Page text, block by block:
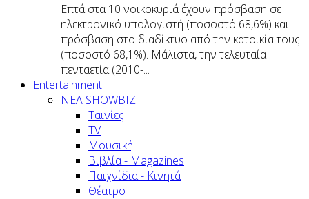
Επτά στα 10 νοικοκυριά έχουν πρόσβαση σε
ηλεκτρονικό υπολογιστή (ποσοστό 68,6%) και
πρόσβαση στο διαδίκτυο από την κατοικία τους
(ποσοστό 68,1%). Μάλιστα, την τελευταία
πενταετία (2010-...
Entertainment
ΝΕΑ SHOWBIZ
Ταινίες
TV
Μουσική
Βιβλία - Magazines
Παιχνίδια - Κινητά
Θέατρο